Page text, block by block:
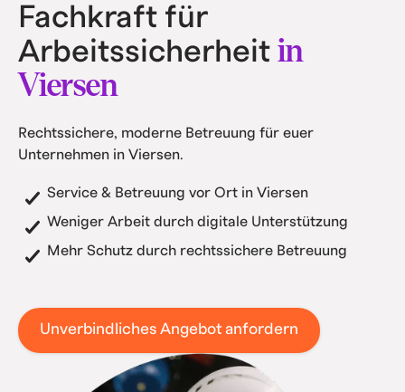
Fachkraft für
Arbeitssicherheit in
Viersen
Rechtssichere, moderne Betreuung für euer
Unternehmen in Viersen.
Service & Betreuung vor Ort in Viersen
Weniger Arbeit durch digitale Unterstützung
Mehr Schutz durch rechtssichere Betreuung
Unverbindliches Angebot anfordern